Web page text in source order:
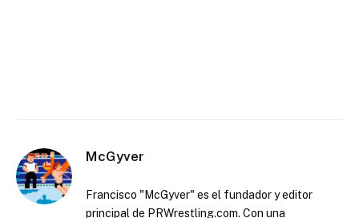
McGyver
Francisco "McGyver" es el fundador y editor
principal de PRWrestling.com. Con una